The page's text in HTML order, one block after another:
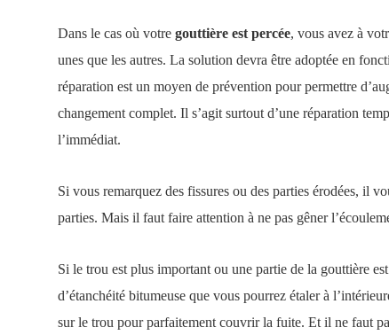
Dans le cas où votre gouttière est percée, vous avez à
unes que les autres. La solution devra être adoptée en
réparation est un moyen de prévention pour permettre
changement complet. Il s’agit surtout d’une réparation
l’immédiat.
Si vous remarquez des fissures ou des parties érodées, il
parties. Mais il faut faire attention à ne pas gêner
Si le trou est plus important ou une partie de la gouttière
d’étanchéité bitumeuse que vous pourrez étaler à
sur le trou pour parfaitement couvrir la fuite. Et il ne faut